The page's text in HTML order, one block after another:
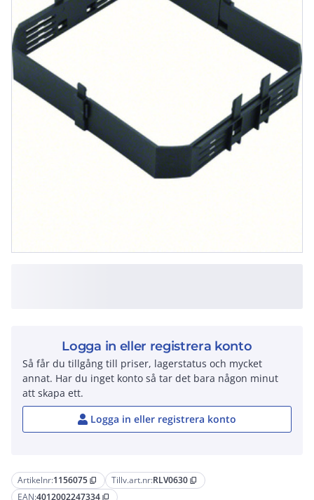
Artikelnr:1156075 content_copy Tillv.art.nr:RLV0630 content_copy
EAN:4012002247334 content_copy
Logga in eller registrera konto
Så får du tillgång till priser, lagerstatus och mycket
annat. Har du inget konto så tar det bara någon minut
att skapa ett.
Logga in eller registrera konto